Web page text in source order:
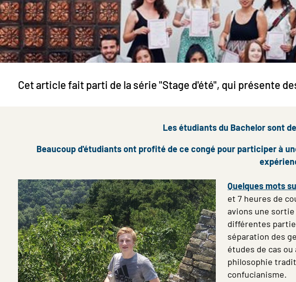
Cet article fait parti de la série "Stage d'été", qui présente
Les étudiants du Bachelor sont
Beaucoup d'étudiants ont profité de ce congé pour participer à
Image Quelques mots
et 7 heures de
avions une
différentes
séparation des
études de cas ou
philosophie
confucianisme.